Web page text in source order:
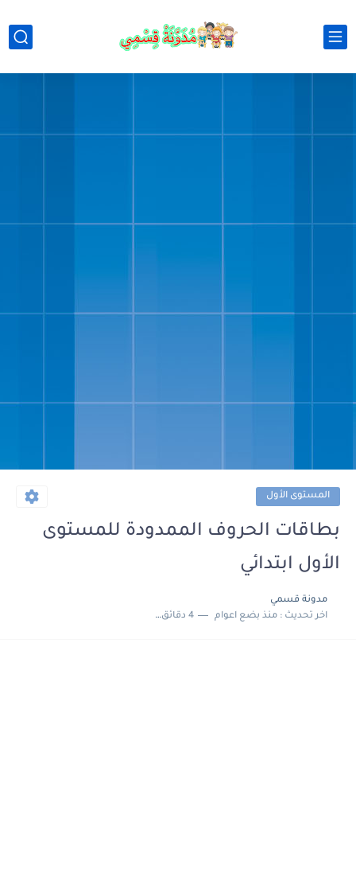
المستوى الأول
بطاقات الحروف الممدودة للمستوى
الأول ابتدائي
مدونة قسمي
اخر تحديث :منذ بضع اعوام 4 دقائق للقراءة